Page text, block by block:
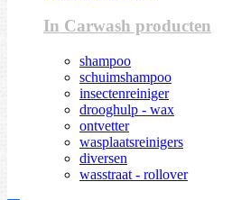
In Carwash producten
shampoo
schuimshampoo
insectenreiniger
drooghulp - wax
ontvetter
wasplaatsreinigers
diversen
wasstraat - rollover